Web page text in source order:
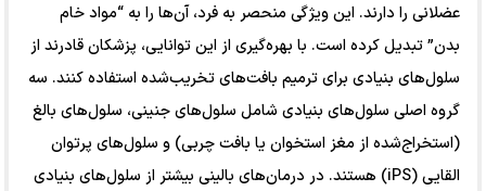
عضلانی را دارند. این ویژگی منحصر به فرد، آن‌ها را به “مواد خام
بدن” تبدیل کرده است. با بهره‌گیری از این توانایی، پزشکان قادرند از
سلول‌های بنیادی برای ترمیم بافت‌های تخریب‌شده استفاده کنند. سه
گروه اصلی سلول‌های بنیادی شامل سلول‌های جنینی، سلول‌های بالغ
(استخراج‌شده از مغز استخوان یا بافت چربی) و سلول‌های پرتوان
القایی (iPS) هستند. در درمان‌های بالینی بیشتر از سلول‌های بنیادی